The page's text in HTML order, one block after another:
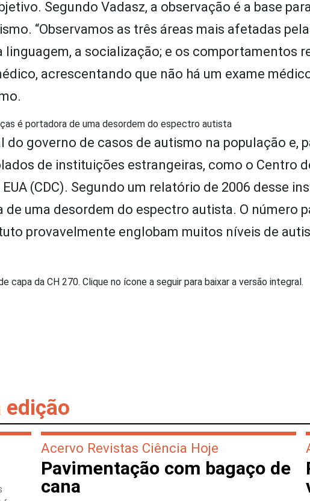
Segundo Vadasz, a observação é a base
“Observamos as três áreas mais afetadas
a socialização; e os comportamentos
acrescentando que não há um exame
é portadora de uma desordem do espectro autista
do governo de casos de autismo na população e,
de instituições estrangeiras, como o Centro
(CDC). Segundo um relatório de 2006 desse
uma desordem do espectro autista. O número
provavelmente englobam muitos níveis de
capa da CH 270. Clique no ícone a seguir para baixar a versão integral.
Acervo Revistas Ciência Hoje
Pavimentação com bagaço de
cana